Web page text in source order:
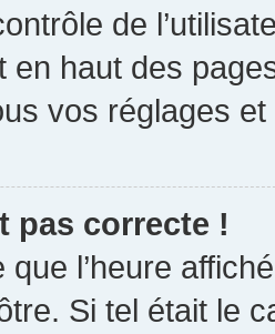
de
en haut des
vos réglages
pas correcte !
que l’heure
Si tel était le